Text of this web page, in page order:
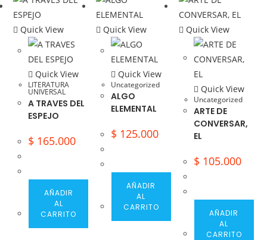
Quick View
Quick View
LITERATURA
UNIVERSAL
A TRAVES DEL
ESPEJO
$ 165.000
AÑADIR
AL
CARRITO
Quick View
Quick View
Uncategorized
ALGO
ELEMENTAL
$ 125.000
AÑADIR
AL
CARRITO
Quick View
Quick View
Uncategorized
ARTE DE
CONVERSAR,
EL
$ 105.000
AÑADIR
AL
CARRITO